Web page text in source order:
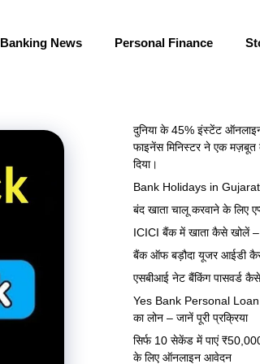
Banking News Personal Finance
दुनिया के 45% इंस्टेंट
फाइनेंस मिनिस्टर ने एक
दिया।
Bank Holidays in
बंद खाता चालू करवाने के लिए
ICICI बैंक में खाता कैसे खोलें –
बैंक ऑफ बड़ौदा यूजर आईडी
एसबीआई नेट बैंकिंग पासवर्ड
Yes Bank Personal
का लोन – जानें पूरी प्रक्रिया
सिर्फ 10 सेकेंड में पाएं
के लिए ऑनलाइन आवेदन